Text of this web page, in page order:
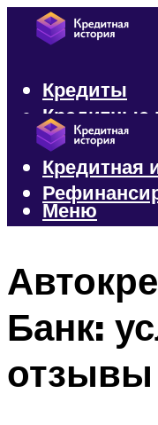
Кредиты
Кредитные
Микрозаймы
Кредитная
Меню
Банк:
отзывы